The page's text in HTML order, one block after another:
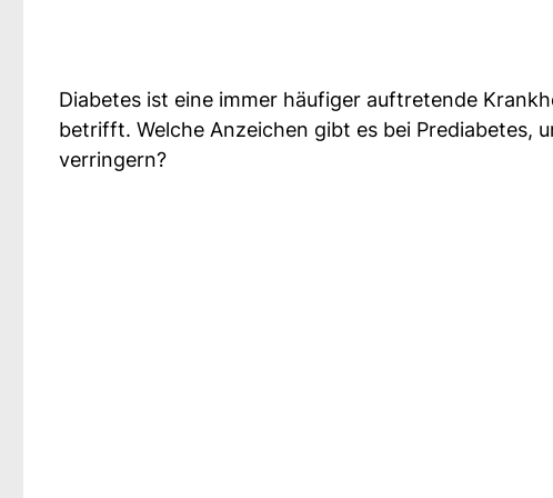
Diabetes ist eine immer häufiger auftretende
betrifft. Welche Anzeichen gibt es bei Prediabetes,
verringern?